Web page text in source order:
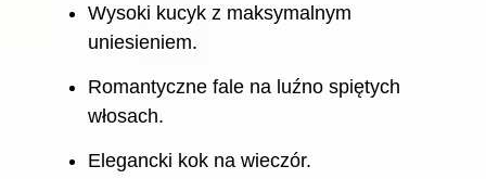
Wysoki kucyk z maksymalnym
uniesieniem.
Romantyczne fale na luźno spiętych
włosach.
Elegancki kok na wieczór.